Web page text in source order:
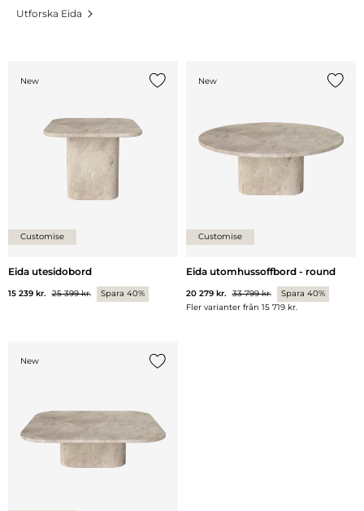
Utforska Eida
New
Customise
Eida utesidobord
15 239 kr. 25 399 kr. Spara 40%
New
Customise
Eida utomhussoffbord - round
20 279 kr. 33 799 kr.
Spara 40%
Fler varianter från 15 719 kr.
New